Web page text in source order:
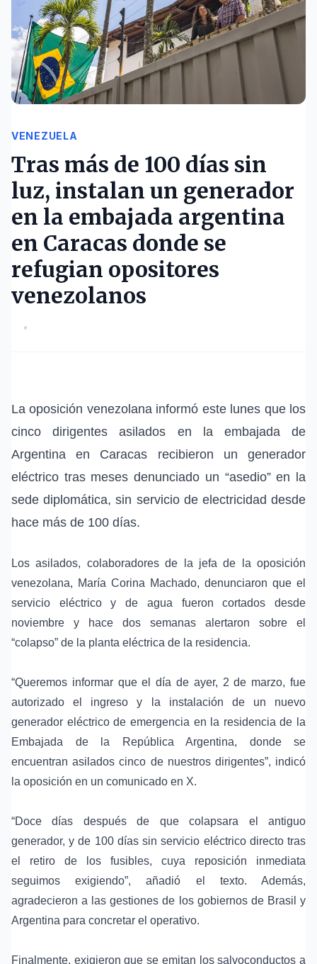
VENEZUELA
Tras más de 100 días sin
luz, instalan un generador
en la embajada argentina
en Caracas donde se
refugian opositores
venezolanos
•
La oposición venezolana informó este lunes que los
cinco dirigentes asilados en la embajada de
Argentina en Caracas recibieron un generador
eléctrico tras meses denunciado un “asedio”en la
sede diplomática, sin servicio de electricidad desde
hace más de 100 días.
Los asilados, colaboradores de la jefa de la oposición
venezolana, María Corina Machado, denunciaron que el
servicio eléctrico y de agua fueron cortados desde
noviembre y hace dos semanas alertaron sobre el
“colapso” de la planta eléctrica de la residencia.
“Queremos informar que el día de ayer, 2 de marzo, fue
autorizado el ingreso y la instalación de un nuevo
generador eléctrico de emergencia en la residencia de la
Embajada de la República Argentina, donde se
encuentran asilados cinco de nuestros dirigentes”, indicó
la oposición en un comunicado en X.
“Doce días después de que colapsara el antiguo
generador, y de 100 días sin servicio eléctrico directo tras
el retiro de los fusibles, cuya reposición inmediata
seguimos exigiendo”, añadió el texto. Además,
agradecieron a las gestiones de los gobiernos de Brasil y
Argentina para concretar el operativo.
Finalmente, exigieron que se emitan los salvoconductos a